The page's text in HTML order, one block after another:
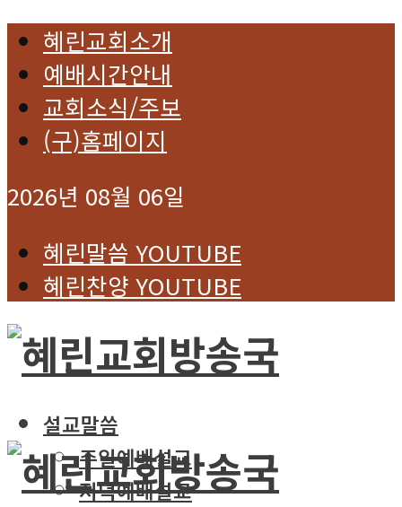
혜린교회소개
예배시간안내
교회소식/주보
(구)홈페이지
2026년 08월 06일
혜린말씀 YOUTUBE
혜린찬양 YOUTUBE
설교말씀
주일예배설교
저녁예배설교